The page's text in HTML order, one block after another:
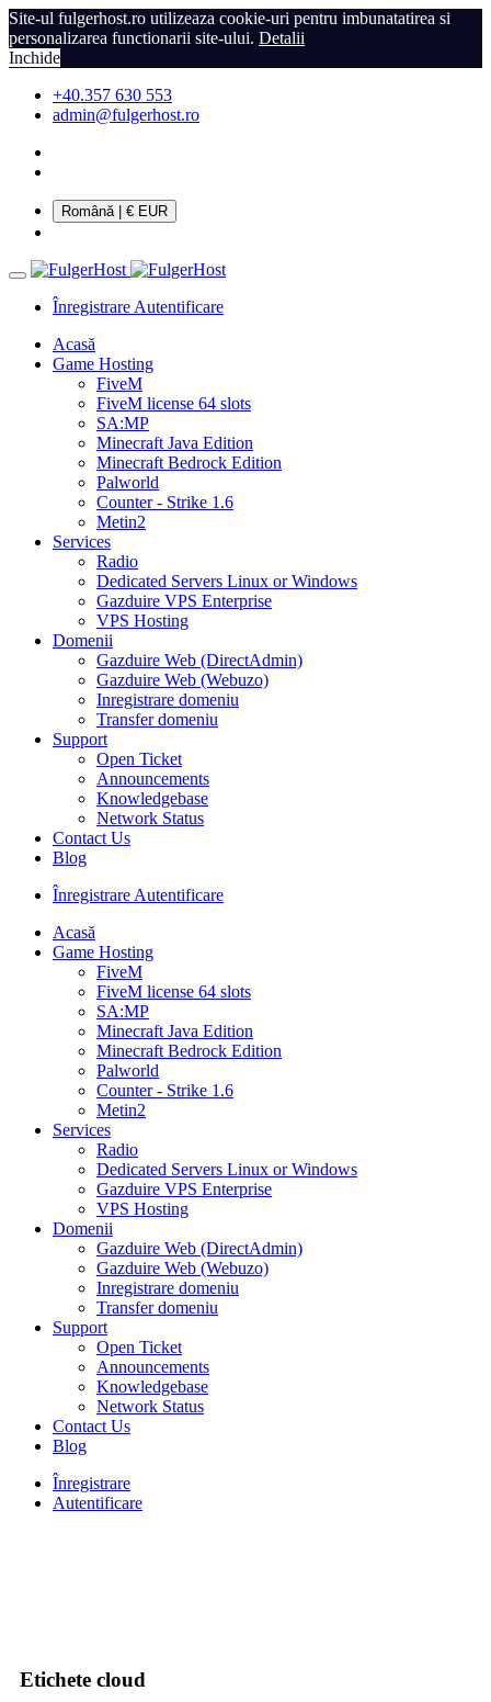
Site-ul fulgerhost.ro utilizeaza cookie-uri pentru imbunatatirea si
personalizarea functionarii site-ului. Detalii
Inchide
+40.357 630 553
admin@fulgerhost.ro
Română| € EUR
Înregistrare Autentificare
Acasă
Game Hosting
FiveM
FiveM license 64 slots
SA:MP
Minecraft Java Edition
Minecraft Bedrock Edition
Palworld
Counter - Strike 1.6
Metin2
Services
Radio
Dedicated Servers Linux or Windows
Gazduire VPS Enterprise
VPS Hosting
Domenii
Gazduire Web (DirectAdmin)
Gazduire Web (Webuzo)
Inregistrare domeniu
Transfer domeniu
Support
Open Ticket
Announcements
Knowledgebase
Network Status
Contact Us
Blog
Înregistrare Autentificare
Acasă
Game Hosting
FiveM
FiveM license 64 slots
SA:MP
Minecraft Java Edition
Minecraft Bedrock Edition
Palworld
Counter - Strike 1.6
Metin2
Services
Radio
Dedicated Servers Linux or Windows
Gazduire VPS Enterprise
VPS Hosting
Domenii
Gazduire Web (DirectAdmin)
Gazduire Web (Webuzo)
Inregistrare domeniu
Transfer domeniu
Support
Open Ticket
Announcements
Knowledgebase
Network Status
Contact Us
Blog
Înregistrare
Autentificare
Etichete cloud